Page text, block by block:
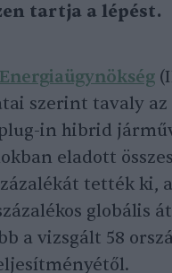
tartja a lépést.
szerint tavaly az
in hibrid
eladott
tették ki,
globális
a vizsgált 58